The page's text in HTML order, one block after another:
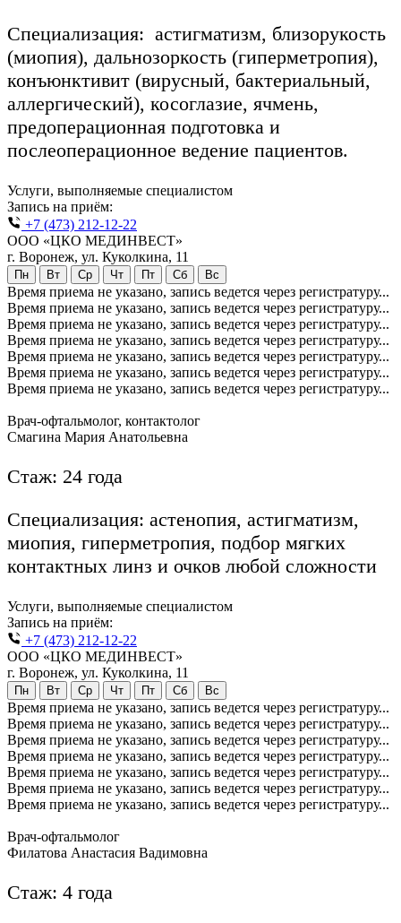
Специализация: астигматизм, близорукость
(миопия), дальнозоркость (гиперметропия),
конъюнктивит (вирусный, бактериальный,
аллергический), косоглазие, ячмень,
предоперационная подготовка и
послеоперационное ведение пациентов.
Услуги, выполняемые специалистом
Запись на приём:
+7 (473) 212-12-22
ООО «ЦКО МЕДИНВЕСТ»
г. Воронеж, ул. Куколкина, 11
Пн Вт Ср Чт Пт Сб Вс
Время приема не указано, запись ведется через регистратуру...
Время приема не указано, запись ведется через регистратуру...
Время приема не указано, запись ведется через регистратуру...
Время приема не указано, запись ведется через регистратуру...
Время приема не указано, запись ведется через регистратуру...
Время приема не указано, запись ведется через регистратуру...
Время приема не указано, запись ведется через регистратуру...
Врач-офтальмолог, контактолог
Смагина Мария Анатольевна
Стаж: 24 года
Специализация: астенопия, астигматизм,
миопия, гиперметропия, подбор мягких
контактных линз и очков любой сложности
Услуги, выполняемые специалистом
Запись на приём:
+7 (473) 212-12-22
ООО «ЦКО МЕДИНВЕСТ»
г. Воронеж, ул. Куколкина, 11
Пн Вт Ср Чт Пт Сб Вс
Время приема не указано, запись ведется через регистратуру...
Время приема не указано, запись ведется через регистратуру...
Время приема не указано, запись ведется через регистратуру...
Время приема не указано, запись ведется через регистратуру...
Время приема не указано, запись ведется через регистратуру...
Время приема не указано, запись ведется через регистратуру...
Время приема не указано, запись ведется через регистратуру...
Врач-офтальмолог
Филатова Анастасия Вадимовна
Стаж: 4 года